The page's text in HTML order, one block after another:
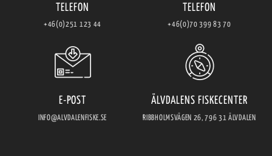
TELEFON
+46(0)251 123 44
TELEFON
+46(0)70 399 83 70
E-POST
INFO@ALVDALENFISKE.SE
ÄLVDALENS FISKECENTER
RIBBHOLMSVÄGEN 26, 796 31 ÄLVDALEN